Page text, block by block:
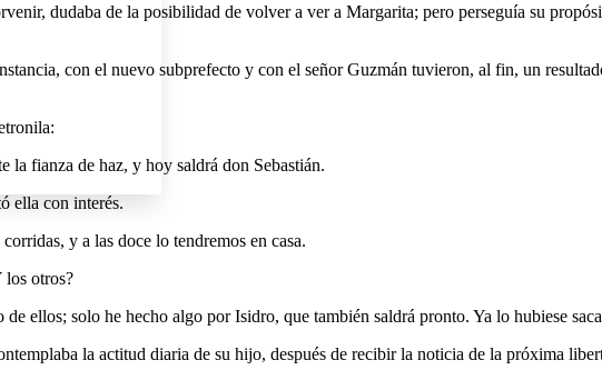
dudaba de la posibilidad de volver a ver a Margarita; pero perseguía su
con el nuevo subprefecto y con el señor Guzmán tuvieron, al fin, un
la fianza de haz, y hoy saldrá don Sebastián.
ella con interés.
y a las doce lo tendremos en casa.
otros?
ellos; solo he hecho algo por Isidro, que también saldrá pronto. Ya lo hubiese
la actitud diaria de su hijo, después de recibir la noticia de la próxima